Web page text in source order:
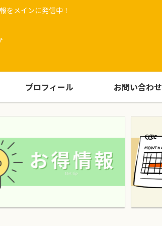
をメインに発信中！
プロフィール お問い合わせ